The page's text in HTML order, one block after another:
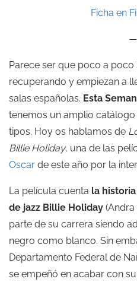
Ficha en
—
Parece ser que poco a poco
recuperando y empiezan a
salas españolas. Esta
tenemos un amplio
tipos. Hoy os hablamos de
Billie Holiday, una de las
Oscar de este año por la
La película cuenta la
de jazz Billie Holiday
parte de su carrera siendo
negro como blanco. Sin
Departamento Federal de
se empeñó en acabar con